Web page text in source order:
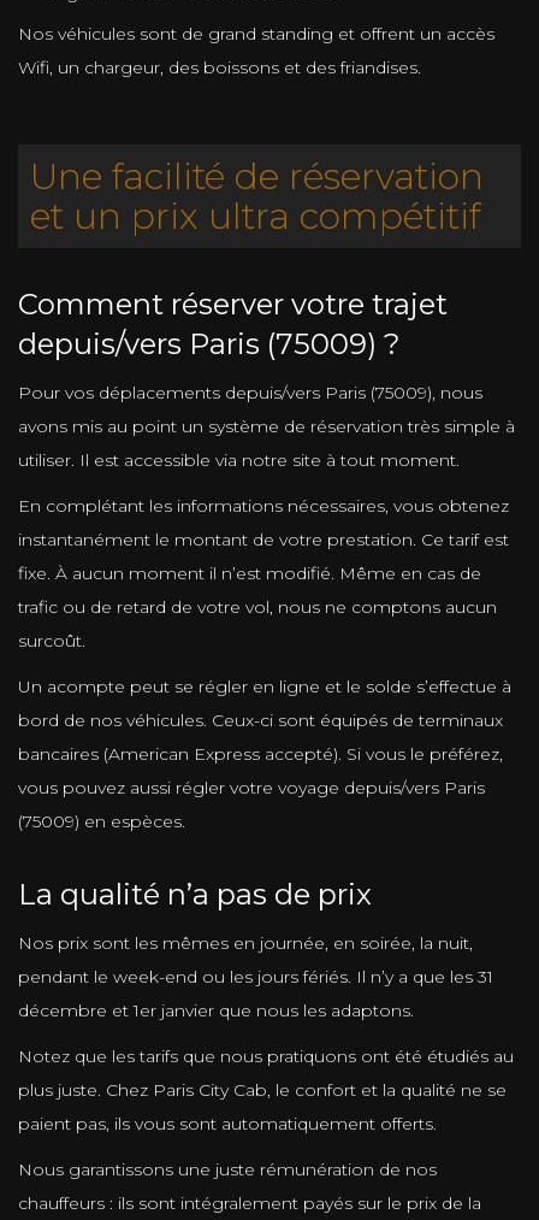
Nos véhicules sont de grand standing et offrent un accès
Wifi, un chargeur, des boissons et des friandises.
Une facilité de réservation
et un prix ultra compétitif
Comment réserver votre trajet
depuis/vers Paris (75009) ?
Pour vos déplacements depuis/vers Paris (75009), nous
avons mis au point un système de réservation très simple à
utiliser. Il est accessible via notre site à tout moment.
En complétant les informations nécessaires, vous obtenez
instantanément le montant de votre prestation. Ce tarif est
fixe. À aucun moment il n’est modifié. Même en cas de
trafic ou de retard de votre vol, nous ne comptons aucun
surcoût.
Un acompte peut se régler en ligne et le solde s’effectue à
bord de nos véhicules. Ceux-ci sont équipés de terminaux
bancaires (American Express accepté). Si vous le préférez,
vous pouvez aussi régler votre voyage depuis/vers Paris
(75009) en espèces.
La qualité n’a pas de prix
Nos prix sont les mêmes en journée, en soirée, la nuit,
pendant le week-end ou les jours fériés. Il n’y a que les 31
décembre et 1er janvier que nous les adaptons.
Notez que les tarifs que nous pratiquons ont été étudiés au
plus juste. Chez Paris City Cab, le confort et la qualité ne se
paient pas, ils vous sont automatiquement offerts.
Nous garantissons une juste rémunération de nos
chauffeurs : ils sont intégralement payés sur le prix de la